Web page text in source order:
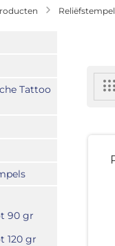
Tattoo
90 gr
120 gr